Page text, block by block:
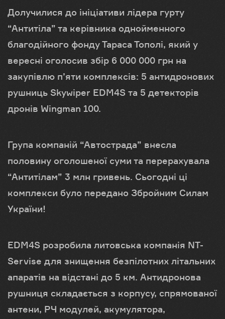
Долучилися до ініціативи лідера гурту
“Антитіла” та керівника однойменного
благодійного фонду Тараса Тополі, який у
вересні оголосив збір 6 000 000 грн на
закупівлю п’яти комплексів: 5 антидронових
рушниць Skywiper EDM4S та 5 детекторів
дронів Wingman 100.
Група компаній “Автострада” внесла
половину оголошеної суми та перерахувала
“Антитілам” 3 млн гривень. Сьогодні ці
комплекси було передано Збройним Силам
України!
EDM4S розробила литовська компанія NT-
Servise для знищення безпілотних літальних
апаратів на відстані до 5 км. Антидронова
рушниця складається з корпусу, спрямованої
антени, РЧ модулей, акумулятора,